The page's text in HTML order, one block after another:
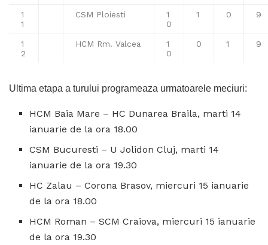
1
1
CSM Ploiesti
1
0
1 0 9
1
2
HCM Rm. Valcea
1
0
0 1 9
Ultima etapa a turului programeaza urmatoarele meciuri:
HCM Baia Mare – HC Dunarea Braila, marti 14
ianuarie de la ora 18.00
CSM Bucuresti – U Jolidon Cluj, marti 14
ianuarie de la ora 19.30
HC Zalau – Corona Brasov, miercuri 15 ianuarie
de la ora 18.00
HCM Roman – SCM Craiova, miercuri 15 ianuarie
de la ora 19.30